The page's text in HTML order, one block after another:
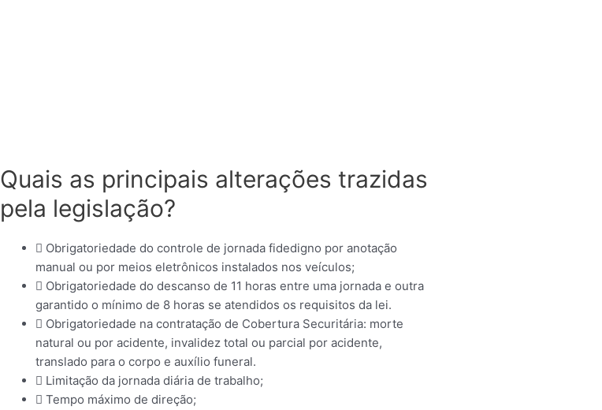
Quais as principais alterações trazidas
pela legislação?
Obrigatoriedade do controle de jornada fidedigno por anotação
manual ou por meios eletrônicos instalados nos veículos;
Obrigatoriedade do descanso de 11 horas entre uma jornada e outra
garantido o mínimo de 8 horas se atendidos os requisitos da lei.
Obrigatoriedade na contratação de Cobertura Securitária: morte
natural ou por acidente, invalidez total ou parcial por acidente,
translado para o corpo e auxílio funeral.
Limitação da jornada diária de trabalho;
Tempo máximo de direção;